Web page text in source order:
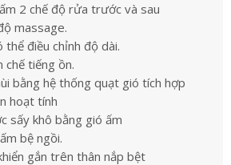
2 chế độ rửa trước và sau
massage.
thể điều chỉnh độ dài.
chế tiếng ồn.
bằng hệ thống quạt gió tích hợp
hoạt tính
sấy khô bằng gió ấm
bệ ngồi.
gắn trên thân nắp bệt